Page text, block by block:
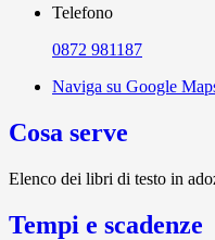
Telefono
0872 981187
Naviga su Google
Cosa serve
Elenco dei libri di testo in
Tempi e scadenze